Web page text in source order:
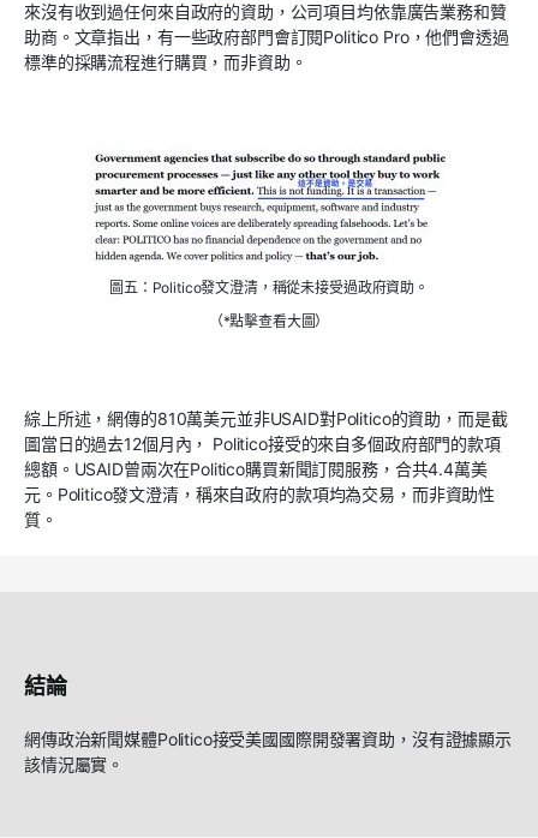
來沒有收到過任何來自政府的資助，公司項目均依靠廣告業務和贊
助商。文章指出，有一些政府部門會訂閱Politico Pro，他們會透過
標準的採購流程進行購買，而非資助。
圖五：Politico發文澄清，稱從未接受過政府資助。
（*點擊查看大圖）
綜上所述，網傳的810萬美元並非USAID對Politico的資助，而是截
圖當日的過去12個月內， Politico接受的來自多個政府部門的款項
總額。USAID曾兩次在Politico購買新聞訂閱服務，合共4.4萬美
元。Politico發文澄清，稱來自政府的款項均為交易，而非資助性
質。
結論
網傳政治新聞媒體Politico接受美國國際開發署資助，沒有證據顯示
該情況屬實。